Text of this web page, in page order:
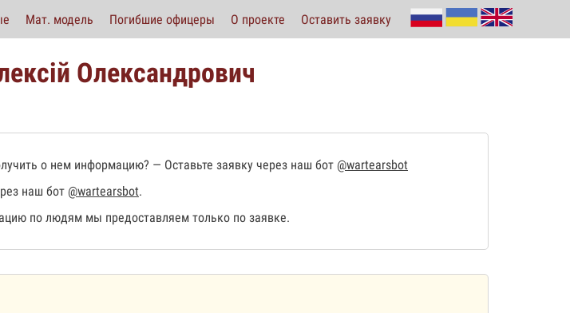
Мат. модель Погибшие офицеры О проекте Оставить заявку
Олександрович
о нем информацию? — Оставьте заявку через наш бот @wartearsbot
наш бот @wartearsbot.
по людям мы предоставляем только по заявке.